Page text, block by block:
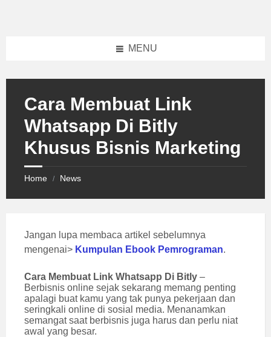
MENU
Cara Membuat Link
Whatsapp Di Bitly
Khusus Bisnis Marketing
Home / News
Jangan lupa membaca artikel sebelumnya
mengenai> Kumpulan Ebook Pemrograman.
Cara Membuat Link Whatsapp Di Bitly –
Berbisnis online sejak sekarang memang penting
apalagi buat kamu yang tak punya pekerjaan dan
seringkali online di sosial media. Menanamkan
semangat saat berbisnis juga harus dan perlu niat
awal yang besar.